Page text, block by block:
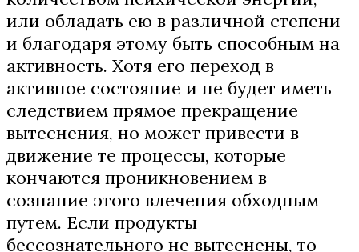
или обладать ею в различной степени
и благодаря этому быть способным на
активность. Хотя его переход в
активное состояние и не будет иметь
следствием прямое прекращение
вытеснения, но может привести в
движение те процессы, которые
кончаются проникновением в
сознание этого влечения обходным
путем. Если продукты
бессознательного не вытеснены, то